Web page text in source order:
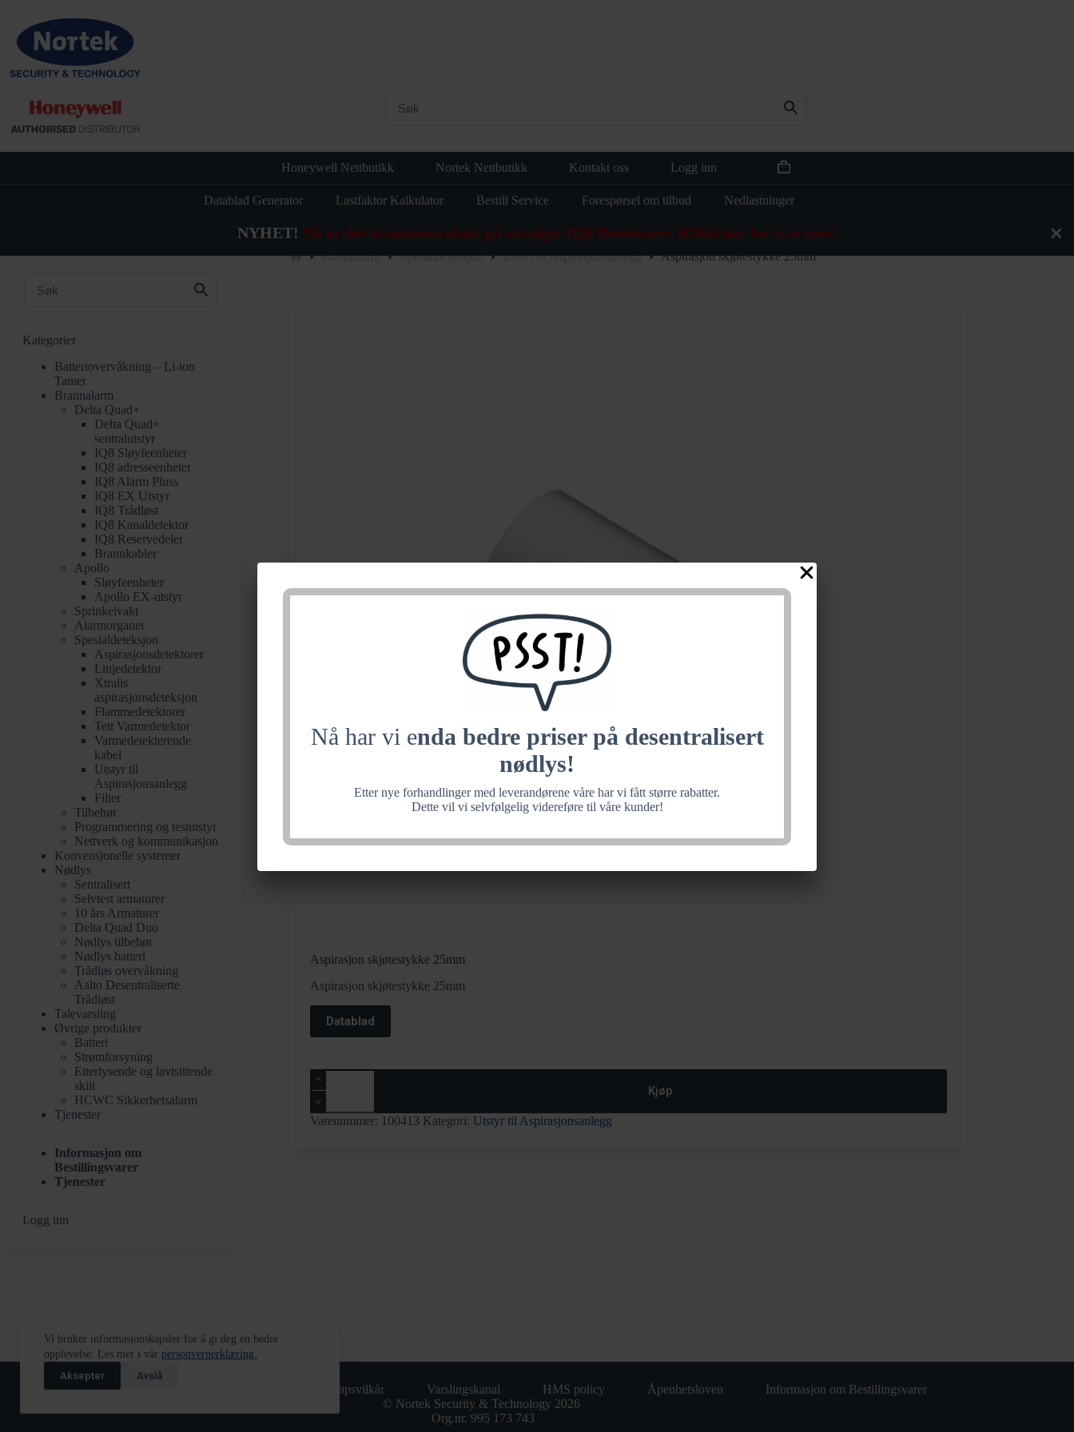
Nå har vi enda bedre priser på desentralisert
nødlys!
Etter nye forhandlinger med leverandørene våre har vi fått større rabatter.
Dette vil vi selvfølgelig videreføre til våre kunder!
NYHET! Nå er det kvantumsrabatt på utvalgte IQ8 Detektorer. Klikk her for å se mer!
innholdet
Vi bruker informasjonskapsler for å gi deg en bedre
opplevelse. Les mer i vår personvernerklæring.
Aksepter
Avslå
Honeywell Nettbutikk Nortek Nettbutikk Kontakt oss Logg inn Handlekurv
Datablad Generator Lastfaktor Kalkulator Bestill Service Forespørsel om tilbud Nedlastninger
Brannalarm Spesialdeteksjon Utstyr til Aspirasjonsanlegg Aspirasjon skjøtestykke 25mm
Aspirasjon skjøtestykke 25mm
Aspirasjon skjøtestykke 25mm
Datablad
Aspirasjon
skjøtestykke
25mm
antall
Kjøp
Varenummer: 100413 Kategori: Utstyr til Aspirasjonsanlegg
Kategorier
Batteriovervåkning – Li-ion
Tamer
Brannalarm
Delta Quad+
Delta Quad+
sentralutstyr
IQ8 Sløyfeenheter
IQ8 adresseenheter
IQ8 Alarm Pluss
IQ8 EX Utstyr
IQ8 Trådløst
IQ8 Kanaldetektor
IQ8 Reservedeler
Brannkabler
Apollo
Sløyfeenheter
Apollo EX-utstyr
Sprinkelvakt
Alarmorganer
Spesialdeteksjon
Aspirasjonsdetektorer
Linjedetektor
Xtralis
aspirasjonsdeteksjon
Flammedetektorer
Tett Varmedetektor
Varmedetekterende
kabel
Utstyr til
Aspirasjonsanlegg
Filter
Tilbehør
Programmering og testutstyr
Nettverk og kommunikasjon
Konvensjonelle systemer
Nødlys
Sentralisert
Selvtest armaturer
10 års Armaturer
Delta Quad Duo
Nødlys tilbehør
Nødlys batteri
Trådløs overvåkning​
Aalto Desentraliserte
Trådløst
Talevarsling
Øvrige produkter
Batteri
Strømforsyning
Etterlysende og lavtsittende
skilt
HCWC Sikkerhetsalarm
Tjenester
Informasjon om
Bestillingsvarer
Tjenester
Logg inn
Kjøpsvilkår Varslingskanal HMS policy Åpenhetsloven
Informasjon om Bestillingsvarer
© Nortek Security & Technology 2026
Org.nr. 995 173 743